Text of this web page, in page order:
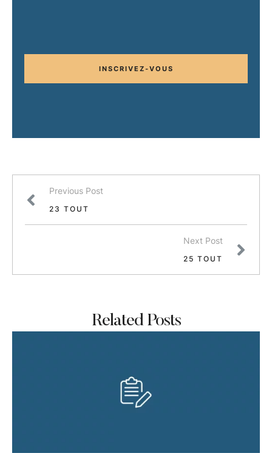
INSCRIVEZ-VOUS
Previous Post
23 TOUT
Next Post
25 TOUT
Related Posts